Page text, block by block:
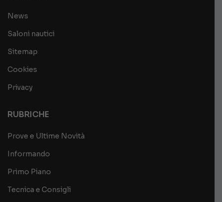
News
Saloni nautici
Sitemap
Cookies
Privacy
RUBRICHE
Prove e Ultime Novità
Informando
Primo Piano
Tecnica e Consigli